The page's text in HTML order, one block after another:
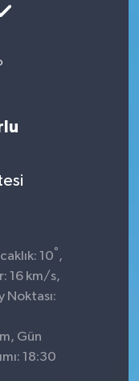
10° ,
16 km/s,
Noktası:
Gün
18:30